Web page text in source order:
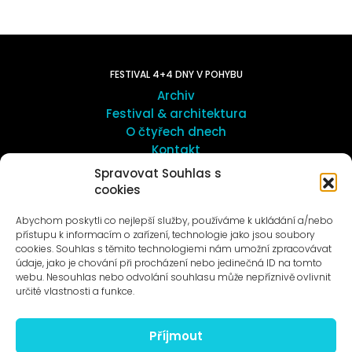
Spravovat Souhlas s
cookies
Abychom poskytli co nejlepší služby, používáme k ukládání a/nebo
přístupu k informacím o zařízení, technologie jako jsou soubory
cookies. Souhlas s těmito technologiemi nám umožní zpracovávat
údaje, jako je chování při procházení nebo jedinečná ID na tomto
webu. Nesouhlas nebo odvolání souhlasu může nepříznivě ovlivnit
určité vlastnosti a funkce.
Příjmout
FESTIVAL 4+4 DNY V POHYBU
Archiv
Festival & architektura
O čtyřech dnech
Kontakt
O umění v Motole
Novinky na e-mail